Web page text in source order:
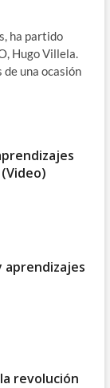
ha partido
Hugo Villela.
una ocasión
aprendizajes
revolución